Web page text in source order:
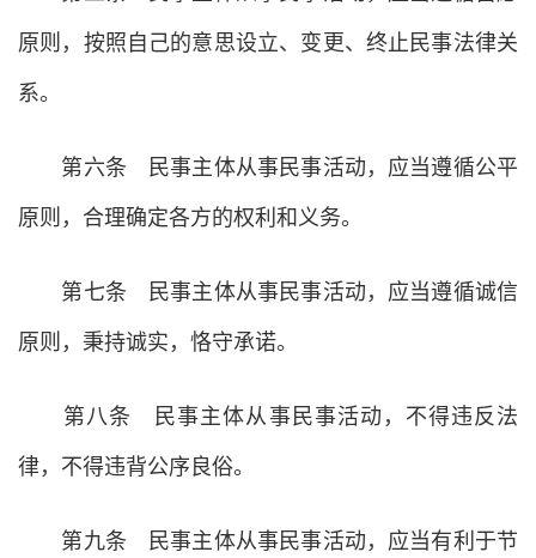
原则，按照自己的意思设立、变更、终止民事法律关
系。
第六条 民事主体从事民事活动，应当遵循公平
原则，合理确定各方的权利和义务。
第七条 民事主体从事民事活动，应当遵循诚信
原则，秉持诚实，恪守承诺。
第八条 民事主体从事民事活动，不得违反法
律，不得违背公序良俗。
第九条 民事主体从事民事活动，应当有利于节